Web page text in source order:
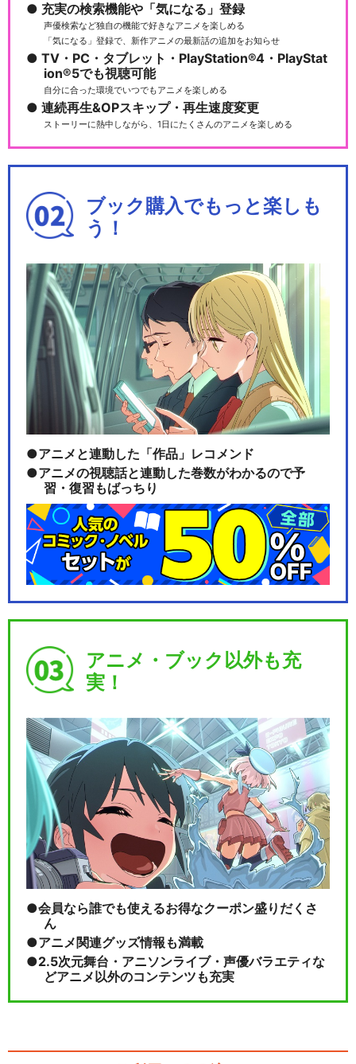
充実の検索機能や「気になる」登録
声優検索など独自の機能で好きなアニメを楽しめる
「気になる」登録で、新作アニメの最新話の追加をお知らせ
TV・PC・タブレット・PlayStation®4・PlayStat
ion®5でも視聴可能
自分に合った環境でいつでもアニメを楽しめる
連続再生&OPスキップ・再生速度変更
ストーリーに熱中しながら、1日にたくさんのアニメを楽しめる
ブック購入でもっと楽しも
う！
アニメと連動した「作品」レコメンド
アニメの視聴話と連動した巻数がわかるので予
習・復習もばっちり
アニメ・ブック以外も充
実！
会員なら誰でも使えるお得なクーポン盛りだくさ
ん
アニメ関連グッズ情報も満載
2.5次元舞台・アニソンライブ・声優バラエティな
どアニメ以外のコンテンツも充実